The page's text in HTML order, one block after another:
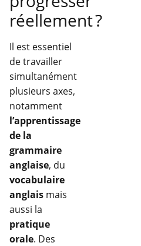
réellement ?
Il est essentiel
de travailler
simultanément
plusieurs axes,
notamment
l’apprentissage
de la
grammaire
anglaise, du
vocabulaire
anglais mais
aussi la
pratique
orale. Des